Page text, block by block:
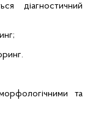
діагностичний
та